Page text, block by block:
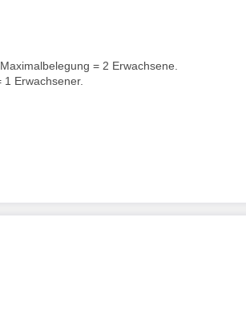
= 2 Erwachsene.
Erwachsener.